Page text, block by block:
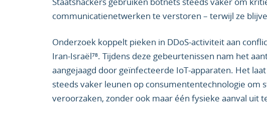
communicatienetwerken te verstoren – terwijl ze
Onderzoek koppelt pieken in DDoS-activiteit aan
Iran-Israël⁷⁸. Tijdens deze gebeurtenissen nam het
aangejaagd door geïnfecteerde IoT-apparaten. Het
steeds vaker leunen op consumententechnologie om
veroorzaken, zonder ook maar één fysieke aanval uit